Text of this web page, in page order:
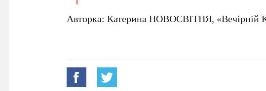
Авторка: Катерина НОВОСВІТНЯ, «Вечірній